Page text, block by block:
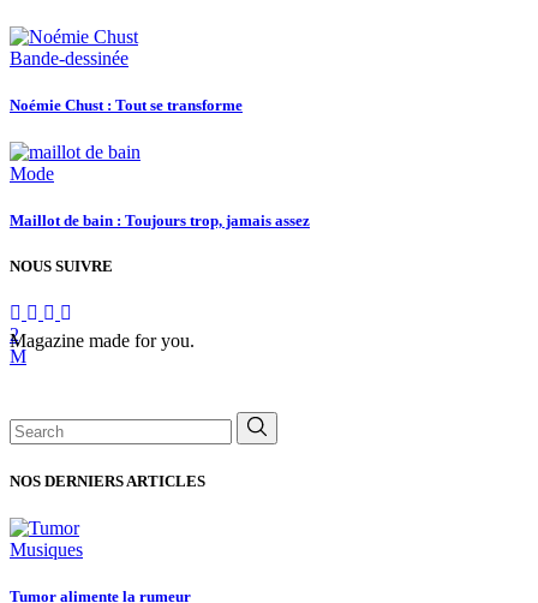
Bande-dessinée
Noémie Chust : Tout se transforme
Mode
Maillot de bain : Toujours trop, jamais assez
NOUS SUIVRE
Magazine made for you.
Search
for:
NOS DERNIERS ARTICLES
Musiques
Tumor alimente la rumeur